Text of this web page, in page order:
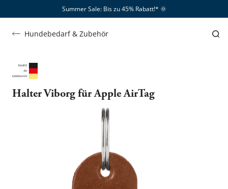
Summer Sale: Bis zu 45% Rabatt!*​ 🌞
Hundebedarf & Zubehör
Halter Viborg für Apple AirTag